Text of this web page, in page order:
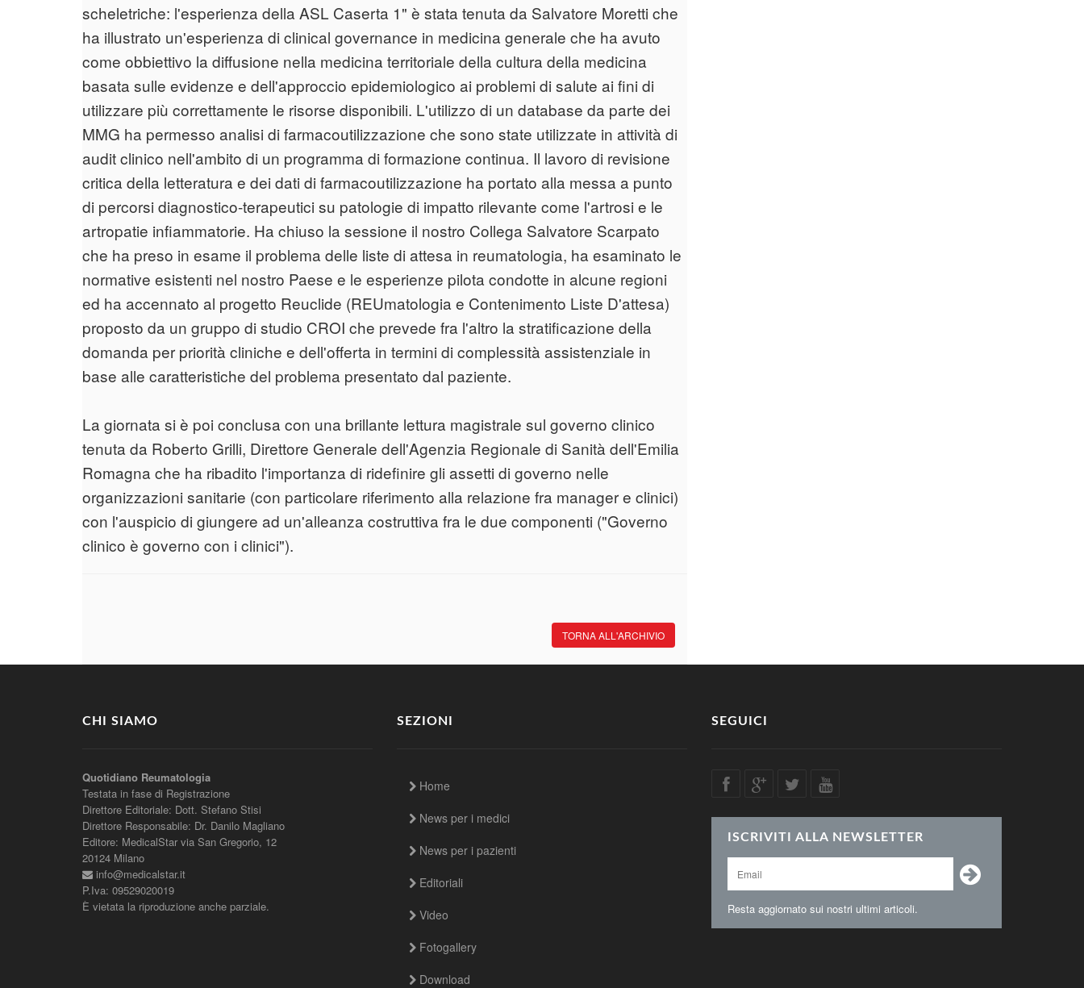
scheletriche: l'esperienza della ASL Caserta 1" è stata tenuta da Salvatore Moretti che
ha illustrato un'esperienza di clinical governance in medicina generale che ha avuto
come obbiettivo la diffusione nella medicina territoriale della cultura della medicina
basata sulle evidenze e dell'approccio epidemiologico ai problemi di salute ai fini di
utilizzare più correttamente le risorse disponibili. L'utilizzo di un database da parte dei
MMG ha permesso analisi di farmacoutilizzazione che sono state utilizzate in attività di
audit clinico nell'ambito di un programma di formazione continua. Il lavoro di revisione
critica della letteratura e dei dati di farmacoutilizzazione ha portato alla messa a punto
di percorsi diagnostico-terapeutici su patologie di impatto rilevante come l'artrosi e le
artropatie infiammatorie. Ha chiuso la sessione il nostro Collega Salvatore Scarpato
che ha preso in esame il problema delle liste di attesa in reumatologia, ha esaminato le
normative esistenti nel nostro Paese e le esperienze pilota condotte in alcune regioni
ed ha accennato al progetto Reuclide (REUmatologia e Contenimento Liste D'attesa)
proposto da un gruppo di studio CROI che prevede fra l'altro la stratificazione della
domanda per priorità cliniche e dell'offerta in termini di complessità assistenziale in
base alle caratteristiche del problema presentato dal paziente.
La giornata si è poi conclusa con una brillante lettura magistrale sul governo clinico
tenuta da Roberto Grilli, Direttore Generale dell'Agenzia Regionale di Sanità dell'Emilia
Romagna che ha ribadito l'importanza di ridefinire gli assetti di governo nelle
organizzazioni sanitarie (con particolare riferimento alla relazione fra manager e clinici)
con l'auspicio di giungere ad un'alleanza costruttiva fra le due componenti ("Governo
clinico è governo con i clinici").
TORNA ALL'ARCHIVIO
CHI SIAMO
Quotidiano Reumatologia
Testata in fase di Registrazione
Direttore Editoriale: Dott. Stefano Stisi
Direttore Responsabile: Dr. Danilo Magliano
Editore: MedicalStar via San Gregorio, 12
20124 Milano
info@medicalstar.it
P.Iva: 09529020019
È vietata la riproduzione anche parziale.
SEZIONI
Home
News per i medici
News per i pazienti
Editoriali
Video
Fotogallery
Download
SEGUICI
ISCRIVITI ALLA NEWSLETTER
Resta aggiornato sui nostri ultimi articoli.